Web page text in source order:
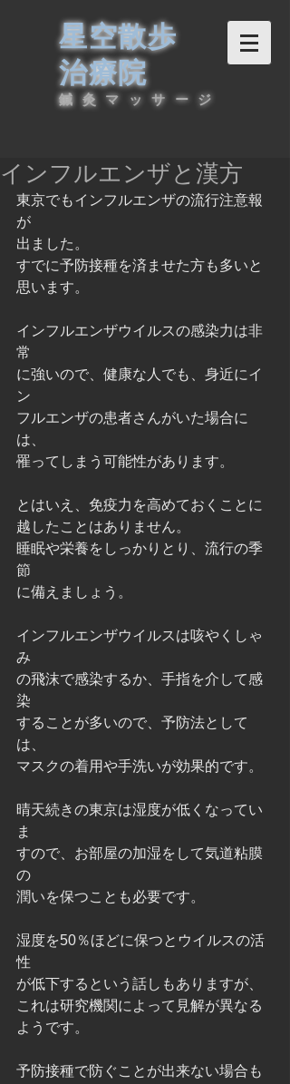
星空散歩
治療院
鍼灸マッサージ
インフルエンザと漢方
東京でもインフルエンザの流行注意報
が
出ました。
すでに予防接種を済ませた方も多いと
思います。
インフルエンザウイルスの感染力は非
常
に強いので、健康な人でも、身近にイ
ン
フルエンザの患者さんがいた場合に
は、
罹ってしまう可能性があります。
とはいえ、免疫力を高めておくことに
越したことはありません。
睡眠や栄養をしっかりとり、流行の季
節
に備えましょう。
インフルエンザウイルスは咳やくしゃ
み
の飛沫で感染するか、手指を介して感
染
することが多いので、予防法として
は、
マスクの着用や手洗いが効果的です。
晴天続きの東京は湿度が低くなってい
ま
すので、お部屋の加湿をして気道粘膜
の
潤いを保つことも必要です。
湿度を50％ほどに保つとウイルスの活
性
が低下するという話しもありますが、
これは研究機関によって見解が異なる
ようです。
予防接種で防ぐことが出来ない場合も